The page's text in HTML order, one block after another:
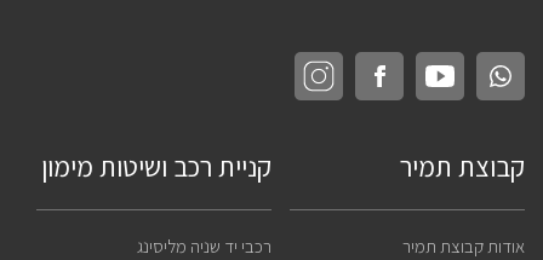
קבוצת תמיר
אודות קבוצת תמיר
קניית רכב ושיטות מימון
רכבי יד שניה מליסינג